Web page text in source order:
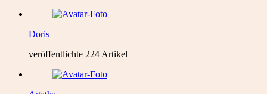
Doris
veröffentlichte 224 Artikel